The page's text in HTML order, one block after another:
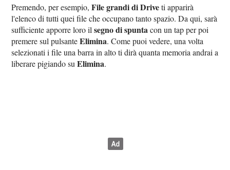
Premendo, per esempio,File grandi di Driveti apparirà
l'elenco di tutti quei file che occupano tanto spazio. Da qui, sarà
sufficiente apporre loro ilsegno di spuntacon un tap per poi
premere sul pulsanteElimina. Come puoi vedere, una volta
selezionati i file una barra in alto ti dirà quanta memoria andrai a
liberare pigiando suElimina.